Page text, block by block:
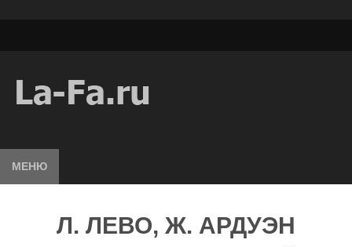
МЕНЮ
Л. ЛЕВО, Ж. АРДУЭН